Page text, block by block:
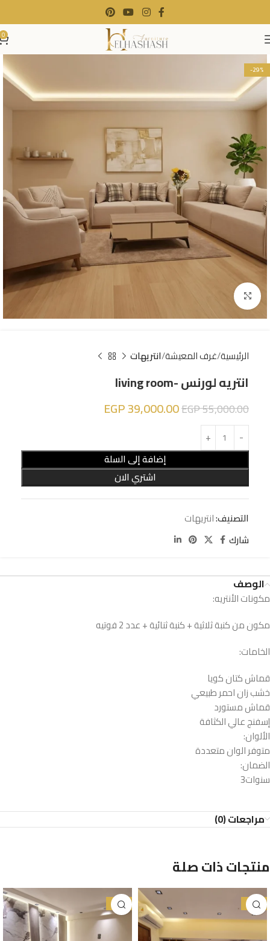
0
-29%
Click to enlarge
الرئيسية غرف المعيشة انتريهات
انتريه لورنس -living room
EGP55,000.00
EGP39,000.00
إضافة إلى السلة
اشتري الان
التصنيف:انتريهات
شارك
الوصف
مكونات الأنتريه:
مكون من كنبة ثلاثية + كنبة ثنائية + عدد 2 فوتيه
الخامات:
قماش كتان كويا
خشب زان احمر طبيعي
قماش مستورد
إسفنج عالي الكثافة
الألوان:
متوفر الوان متعددة
الضمان:
سنوات3
مراجعات (0)
منتجات ذات صلة
-29%
-31%